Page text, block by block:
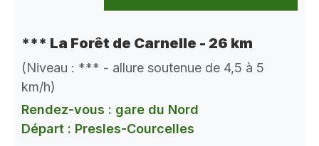
*** La Forêt de Carnelle - 26 km
(Niveau : *** - allure soutenue de 4,5 à 5
km/h)
Rendez-vous : gare du Nord
Départ : Presles-Courcelles